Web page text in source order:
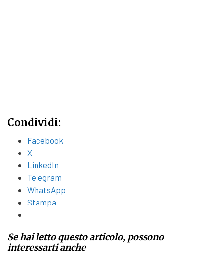
Condividi:
Facebook
X
LinkedIn
Telegram
WhatsApp
Stampa
Se hai letto questo articolo, possono
interessarti anche